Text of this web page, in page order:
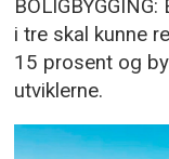
i tre skal kunne
15 prosent og
utviklerne.